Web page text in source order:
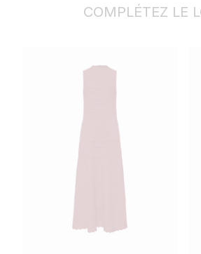
COMPLÉTEZ LE